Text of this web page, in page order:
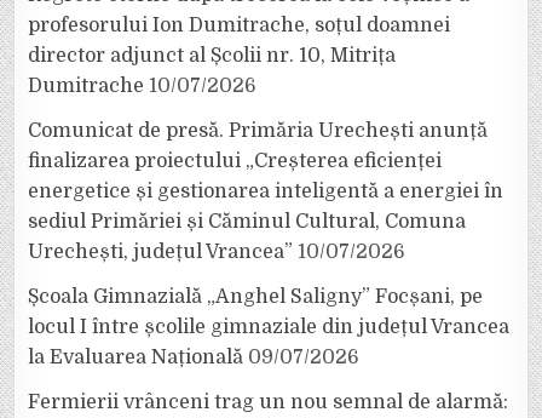
profesorului Ion Dumitrache, soțul doamnei
director adjunct al Școlii nr. 10, Mitrița
Dumitrache 10/07/2026
Comunicat de presă. Primăria Urechești anunță
finalizarea proiectului „Creșterea eficienței
energetice și gestionarea inteligentă a energiei în
sediul Primăriei și Căminul Cultural, Comuna
Urechești, județul Vrancea” 10/07/2026
Școala Gimnazială „Anghel Saligny” Focșani, pe
locul I între școlile gimnaziale din județul Vrancea
la Evaluarea Națională 09/07/2026
Fermierii vrânceni trag un nou semnal de alarmă: